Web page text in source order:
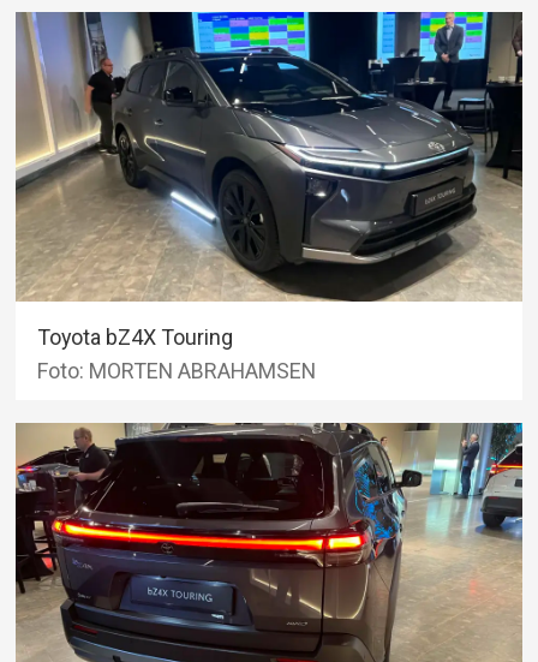
Toyota bZ4X Touring
Foto: MORTEN ABRAHAMSEN